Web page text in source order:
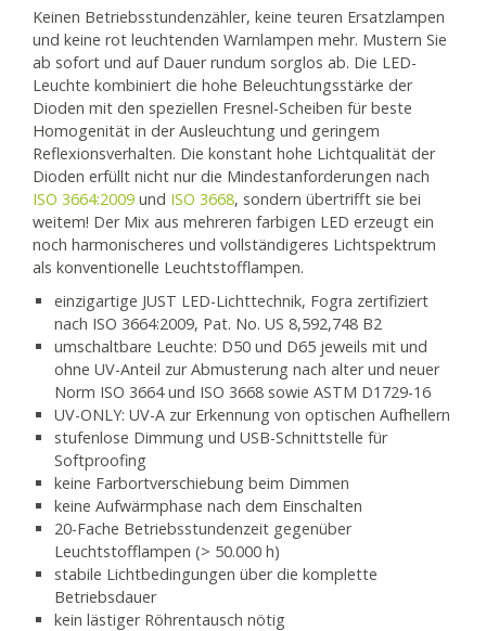
Keinen Betriebsstundenzähler, keine teuren Ersatzlampen
und keine rot leuchtenden Warnlampen mehr. Mustern Sie
ab sofort und auf Dauer rundum sorglos ab. Die LED-
Leuchte kombiniert die hohe Beleuchtungsstärke der
Dioden mit den speziellen Fresnel-Scheiben für beste
Homogenität in der Ausleuchtung und geringem
Reflexionsverhalten. Die konstant hohe Lichtqualität der
Dioden erfüllt nicht nur die Mindestanforderungen nach
ISO 3664:2009 und ISO 3668, sondern übertrifft sie bei
weitem! Der Mix aus mehreren farbigen LED erzeugt ein
noch harmonischeres und vollständigeres Lichtspektrum
als konventionelle Leuchtstofflampen.
einzigartige JUST LED-Lichttechnik, Fogra zertifiziert
nach ISO 3664:2009, Pat. No. US 8,592,748 B2
umschaltbare Leuchte: D50 und D65 jeweils mit und
ohne UV-Anteil zur Abmusterung nach alter und neuer
Norm ISO 3664 und ISO 3668 sowie ASTM D1729-16
UV-ONLY: UV-A zur Erkennung von optischen Aufhellern
stufenlose Dimmung und USB-Schnittstelle für
Softproofing
keine Farbortverschiebung beim Dimmen
keine Aufwärmphase nach dem Einschalten
20-Fache Betriebsstundenzeit gegenüber
Leuchtstofflampen (> 50.000 h)
stabile Lichtbedingungen über die komplette
Betriebsdauer
kein lästiger Röhrentausch nötig